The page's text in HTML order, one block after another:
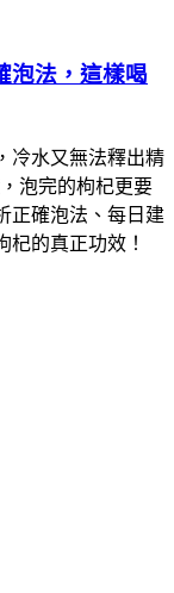
泡法，這樣喝
冷水又無法釋出精
泡完的枸杞更要
正確泡法、每日建
的真正功效！